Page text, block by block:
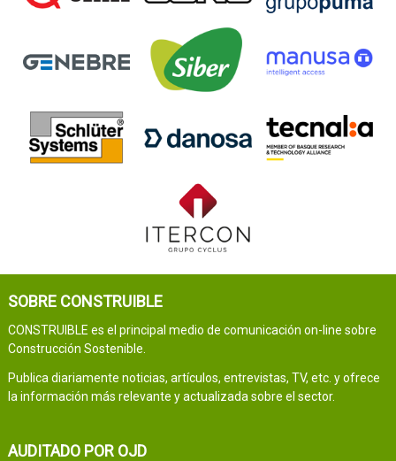
SOBRE CONSTRUIBLE
CONSTRUIBLE es el principal medio de comunicación on-line sobre
Construcción Sostenible.
Publica diariamente noticias, artículos, entrevistas, TV, etc. y ofrece
la información más relevante y actualizada sobre el sector.
AUDITADO POR OJD